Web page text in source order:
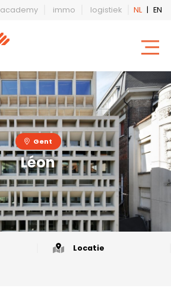
academy immo logistiek NL | EN
Gent
Léon
Locatie